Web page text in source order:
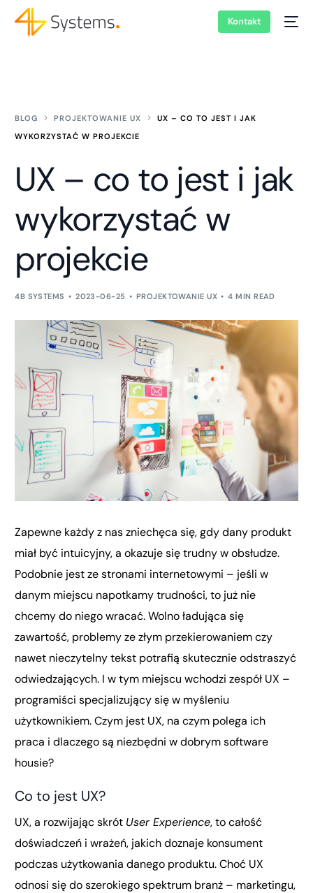
Kontakt
BLOG PROJEKTOWANIE UX
UX – CO TO JEST I JAK
WYKORZYSTAĆ W PROJEKCIE
UX – co to jest i jak
wykorzystać w
projekcie
4B SYSTEMS 2023-06-25 PROJEKTOWANIE UX 4 MIN READ
Zapewne każdy z nas zniechęca się, gdy dany produkt
miał być intuicyjny, a okazuje się trudny w obsłudze.
Podobnie jest ze stronami internetowymi – jeśli w
danym miejscu napotkamy trudności, to już nie
chcemy do niego wracać. Wolno ładująca się
zawartość, problemy ze złym przekierowaniem czy
nawet nieczytelny tekst potrafią skutecznie odstraszyć
odwiedzających. I w tym miejscu wchodzi zespół UX –
programiści specjalizujący się w myśleniu
użytkownikiem. Czym jest UX, na czym polega ich
praca i dlaczego są niezbędni w dobrym software
housie?
Co to jest UX?
UX, a rozwijając skrót User Experience, to całość
doświadczeń i wrażeń, jakich doznaje konsument
podczas użytkowania danego produktu. Choć UX
odnosi się do szerokiego spektrum branż – marketingu,